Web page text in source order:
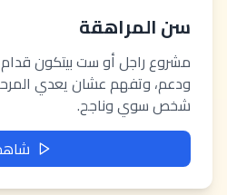
سن المراهقة
مشروع راجل أو ست بيتكون
ودعم، وتفهم عشان يعدي
شخص سوي وناجح.